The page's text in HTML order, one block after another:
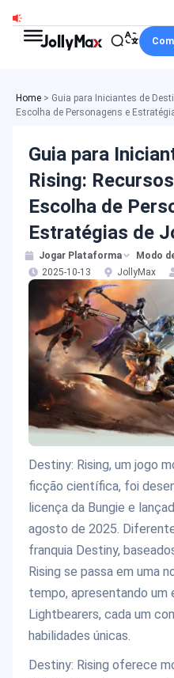
para
Home > Guia para Iniciantes de
Escolha de Personagens e
Guia para
Rising:
Escolha de
Estratégias de
Jogar Plataforma
Modo
2025-10-13
JollyMax
Destiny: Rising, um jogo
ficção científica, foi
licença da Bungie e
agosto de 2025.
franquia Destiny,
Rising se passa em uma
tempo, apresentando um
Lightbearers, cada um
habilidades únicas.
Destiny: Rising oferece